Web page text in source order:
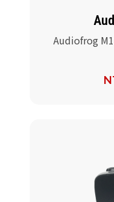
Audiofrog